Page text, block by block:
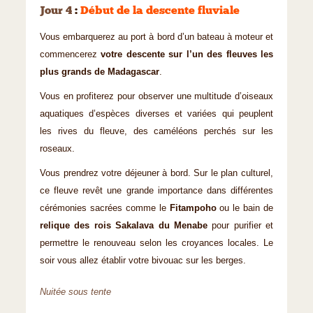
Jour 4 : Début de la descente fluviale
Vous embarquerez au port à bord d’un bateau à moteur et
commencerezvotre descente sur l’un des fleuves les
plus grands de Madagascar.
Vous en profiterez pour observer une multitude d’oiseaux
aquatiques d’espèces diverses et variées qui peuplent
les rives du fleuve, des caméléons perchés sur les
roseaux.
Vous prendrez votre déjeuner à bord. Sur le plan culturel,
ce fleuve revêt une grande importance dans différentes
cérémonies sacrées comme le Fitampohoou le bain de
relique des rois Sakalava du Menabepour purifier et
permettre le renouveau selon les croyances locales. Le
soir vous allez établir votre bivouac sur les berges.
Nuitée sous tente